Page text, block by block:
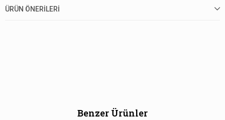
ÜRÜN ÖNERILERI
Benzer Ürünler